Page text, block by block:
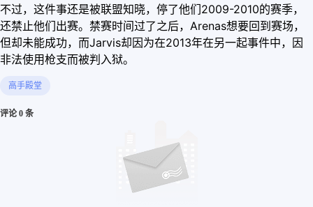
不过，这件事还是被联盟知晓，停了他们2009-2010的赛季，
还禁止他们出赛。禁赛时间过了之后，Arenas想要回到赛场，
但却未能成功，而Jarvis却因为在2013年在另一起事件中，因
非法使用枪支而被判入狱。
高手殿堂
评论 0 条